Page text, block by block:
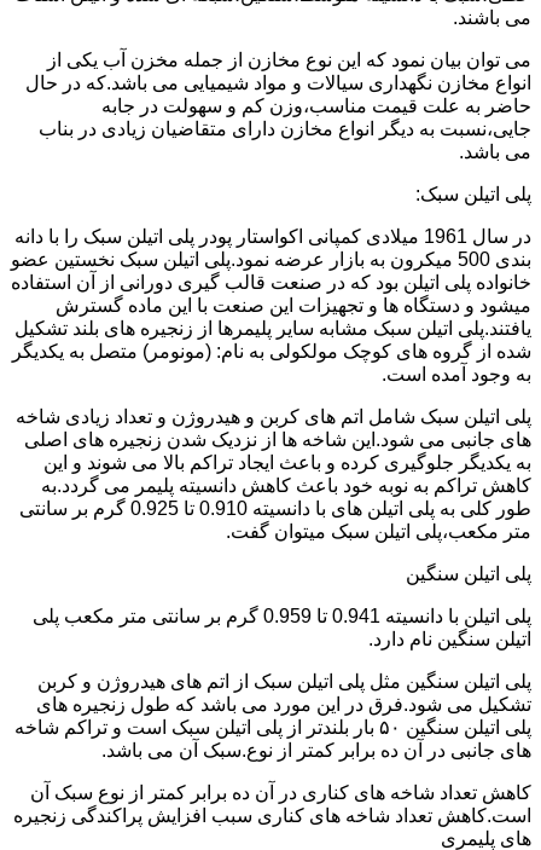
می باشند.
می توان بیان نمود که این نوع مخازن از جمله مخزن آب یکی از
انواع مخازن نگهداری سیالات و مواد شیمیایی می باشد.که در حال
حاضر به علت قیمت مناسب،وزن کم و سهولت در جابه
جایی،نسبت به دیگر انواع مخازن دارای متقاضیان زیادی در بناب
می باشد.
پلی اتیلن سبک:
در سال 1961 میلادی کمپانی اکواستار پودر پلی اتیلن سبک را با دانه
بندی 500 میکرون به بازار عرضه نمود.پلی اتیلن سبک نخستین عضو
خانواده پلی اتیلن بود که در صنعت قالب گیری دورانی از آن استفاده
میشود و دستگاه ها و تجهیزات این صنعت با این ماده گسترش
یافتند.پلی اتیلن سبک مشابه سایر پلیمرها از زنجیره های بلند تشکیل
شده از گروه های کوچک مولکولی به نام: (مونومر) متصل به یکدیگر
به وجود آمده است.
پلی اتیلن سبک شامل اتم های کربن و هیدروژن و تعداد زیادی شاخه
های جانبی می شود.این شاخه ها از نزدیک شدن زنجیره های اصلی
به یکدیگر جلوگیری کرده و باعث ایجاد تراکم بالا می شوند و این
کاهش تراکم به نوبه خود باعث کاهش دانسیته پلیمر می گردد.به
طور کلی به پلی اتیلن های با دانسیته 0.910 تا 0.925 گرم بر سانتی
متر مکعب،پلی اتیلن سبک میتوان گفت.
پلی اتیلن سنگین
پلی اتیلن با دانسیته 0.941 تا 0.959 گرم بر سانتی متر مکعب پلی
اتیلن سنگین نام دارد.
پلی اتیلن سنگین مثل پلی اتیلن سبک از اتم های هیدروژن و کربن
تشکیل می شود.فرق در این مورد می باشد که طول زنجیره های
پلی اتیلن سنگین ۵۰ بار بلندتر از پلی اتیلن سبک است و تراکم شاخه
های جانبی در آن ده برابر کمتر از نوع.سبک آن می باشد.
کاهش تعداد شاخه های کناری در آن ده برابر کمتر از نوع سبک آن
است.کاهش تعداد شاخه های کناری سبب افزایش پراکندگی زنجیره
های پلیمری